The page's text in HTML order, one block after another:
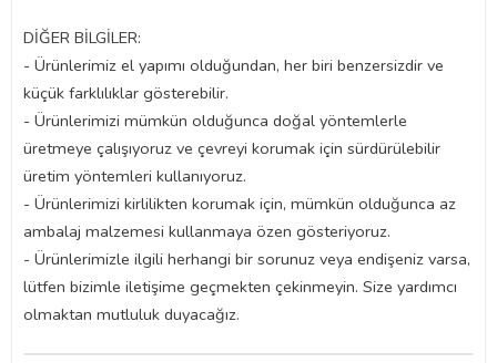
DİĞER BİLGİLER:
- Ürünlerimiz el yapımı olduğundan, her biri benzersizdir ve
küçük farklılıklar gösterebilir.
- Ürünlerimizi mümkün olduğunca doğal yöntemlerle
üretmeye çalışıyoruz ve çevreyi korumak için sürdürülebilir
üretim yöntemleri kullanıyoruz.
- Ürünlerimizi kirlilikten korumak için, mümkün olduğunca az
ambalaj malzemesi kullanmaya özen gösteriyoruz.
- Ürünlerimizle ilgili herhangi bir sorunuz veya endişeniz varsa,
lütfen bizimle iletişime geçmekten çekinmeyin. Size yardımcı
olmaktan mutluluk duyacağız.